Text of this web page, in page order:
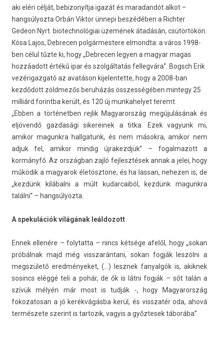
aki eléri célját, bebizonyítja igazát és maradandót alkot –
hangsúlyozta Orbán Viktor ünnepi beszédében a Richter
Gedeon Nyrt. biotechnológiai üzemének átadásán, csütörtökön.
Kósa Lajos, Debrecen polgármestere elmondta: a város 1998-
ben célul tűzte ki, hogy „Debrecen legyen a magyar magas
hozzáadott értékű ipar és szolgáltatás fellegvára”. Bogsch Erik
vezérigazgató az avatáson kijelentette, hogy a 2008-ban
kezdődött zöldmezős beruházás összességében mintegy 25
milliárd forintba került, és 120 új munkahelyet teremt.
„Ebben a tör­ténetb­en re­jlik Magyarország megújulásának és
eljövendő gaz­dasági sikereinek a titka. Ezek vagyunk mi,
amikor magunkra hallgatunk, és nem másokra, amikor nem
adjuk fel, amikor min­dig újrakezdjük” – fogal­mazott a
kormányfő. Az országban zajló fej­lesztések annak a jelei, hogy
működik a magyarok életösztöne, és ha las­san, nehez­en is, de
„kezdünk kilábalni a múlt kudar­caiból, kezdünk magunkra
találni” – han­gsúlyoz­ta.
A spekulációk világának leál­dozott
Ennek ellenére – folytat­ta – nincs kétsége afelől, hogy „sokan
próbálnak majd még visszarán­tani, sokan fogják leszólni a
megszülető ered­ményeket, (…) lesznek fanyal­gók is, akik­nek
sosincs eléggé teli a pohár, de ők is látni fogják – sőt talán a
szívük mélyén már most is tudják -, hogy Magyarország
fokozatosan a jó kerékvágásba kerül, és visszatér oda, ahová
természete szerint is tar­tozik, vagyis a győz­tesek táborába”.